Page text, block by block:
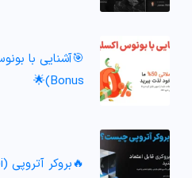
Bonus)🌟
🔥بروکر آتروپی (Atropi) چیست؟⭐️